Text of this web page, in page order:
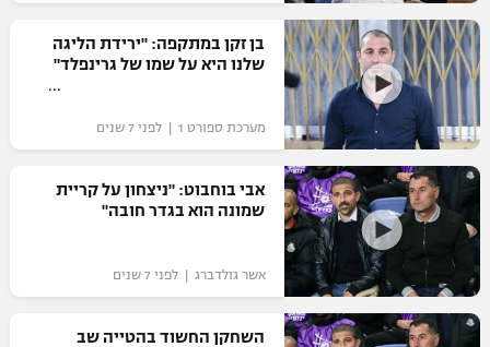
רשיון להקרנה פומבית לבית עסק
הצטרפות לחבילת הערוצים
לוח דרושים – ג'ובנט
תגיות
המגזין
בן זקן במתקפה: "ירידת הליגה
שלנו היא על שמו של גרינפלד"
מערכת ספורט 1 | לפני 7 שנים
אבי בוחבוט: "ניצחון על קריית
שמונה הוא בגדר חובה"
אשר גולדברג | לפני 7 שנים
השחקן החשוד בהטייה שב